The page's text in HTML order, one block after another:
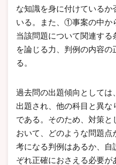
な知識を身に付けているか
いる。また、①事案の中
当該問題について関連する
を論じる力、判例の内容
る。
過去問の出題傾向としては
出題され、他の科目と異
である。そのため、対策と
おいて、どのような問題
考になる判例はあるか、
ぞれ正確におさえる必要が